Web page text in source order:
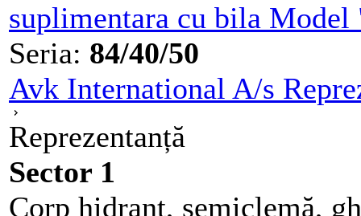
suplimentara cu bila
Seria: 84/40/50
Avk International A/s
Reprezentanță
Sector 1
Corp hidrant, semiclemă,